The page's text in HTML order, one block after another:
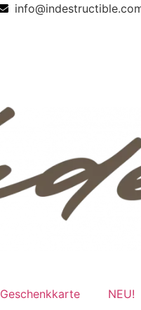
Geschenkkarte NEU!